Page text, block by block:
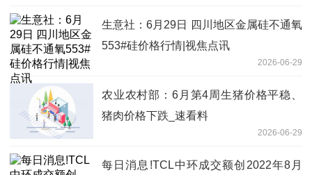
生意社：6月29日 四川地区金属硅不通氧
553#硅价格行情|视焦点讯
2026-06-29
农业农村部：6月第4周生猪价格平稳、
猪肉价格下跌_速看料
2026-06-29
每日消息!TCL中环成交额创2022年8月